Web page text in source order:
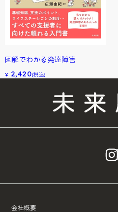
図解でわかる発達障害
¥ 2,420(税込)
会社概要